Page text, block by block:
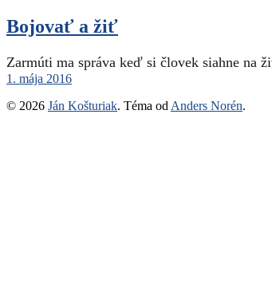
Bojovať a žiť
Zarmúti ma správa keď si človek siahne na
1. mája 2016
© 2026 Ján Košturiak. Téma odAnders Norén.